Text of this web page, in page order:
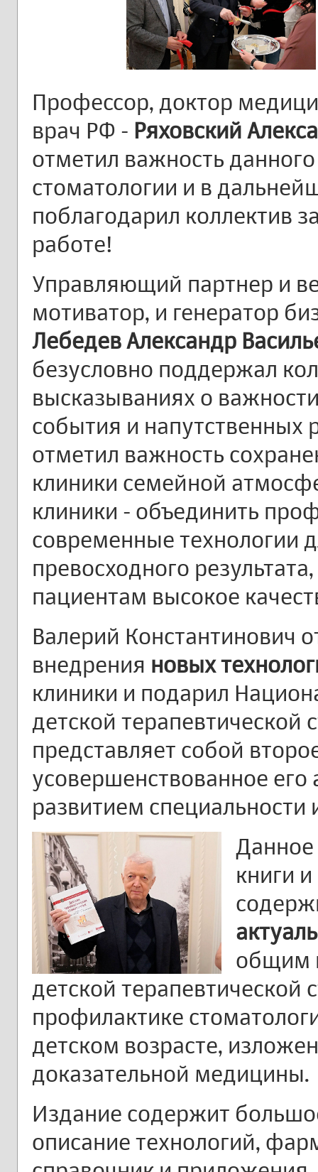
Профессор, доктор
врач РФ - Ряховский
отметил важность
стоматологии и в
поблагодарил коллектив
работе!
Управляющий партнер и
мотиватор, и генератор
Лебедев Александр
безусловно поддержал
высказываниях о
события и напутственных
отметил важность
клиники семейной
клиники - объединить
современные технологии
превосходного
пациентам высокое
Валерий Константинович
внедрения новых
клиники и подарил
детской терапевтической
представляет собой
усовершенствованное его
развитием
Данное
книги
общим
детской терапевтической
профилактике
детском возрасте,
доказательной медицины.
Издание содержит
описание технологий,